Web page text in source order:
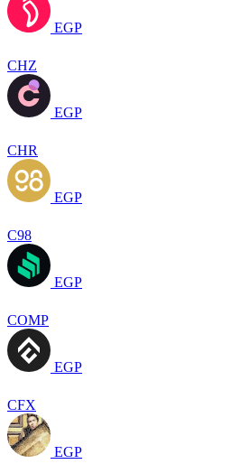
EGP
CHZ
EGP
CHR
EGP
C98
EGP
COMP
EGP
CFX
EGP